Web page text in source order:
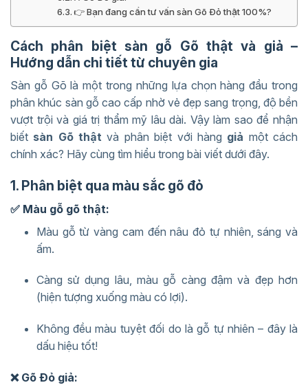
👉 Bạn đang cần tư vấn sàn Gõ Đỏ thật 100%?
Cách phân biệt sàn gỗ Gõ thật và giả –
Hướng dẫn chi tiết từ chuyên gia
Sàn gỗ Gõ là một trong những lựa chọn hàng đầu trong
phân khúc sàn gỗ cao cấp nhờ vẻ đẹp sang trọng, độ bền
vượt trội và giá trị thẩm mỹ lâu dài. Vậy làm sao để nhận
biết sàn Gõ thật và phân biệt với hàng giả một cách
chính xác? Hãy cùng tìm hiểu trong bài viết dưới đây.
1. Phân biệt qua màu sắc gõ đỏ
✅ Màu gỗ gõ thật:
Màu gỗ từ vàng cam đến nâu đỏ tự nhiên, sáng và
ấm.
Càng sử dụng lâu, màu gỗ càng đậm và đẹp hơn
(hiện tượng xuống màu có lợi).
Không đều màu tuyệt đối do là gỗ tự nhiên – đây là
dấu hiệu tốt!
❌ Gõ Đỏ giả: